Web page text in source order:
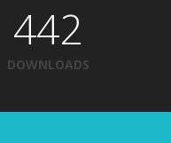
442
DOWNLOADS